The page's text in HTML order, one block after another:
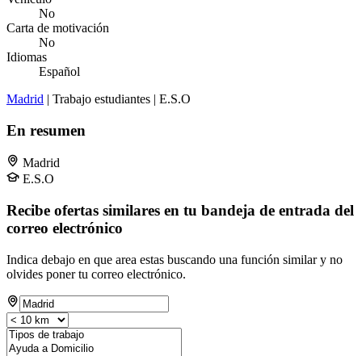
No
Carta de motivación
No
Idiomas
Español
Madrid | Trabajo estudiantes | E.S.O
En resumen
Madrid
E.S.O
Recibe ofertas similares en tu bandeja de entrada del
correo electrónico
Indica debajo en que area estas buscando una función similar y no
olvides poner tu correo electrónico.